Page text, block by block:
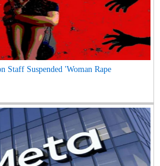
Staff Suspended 'Woman Rape